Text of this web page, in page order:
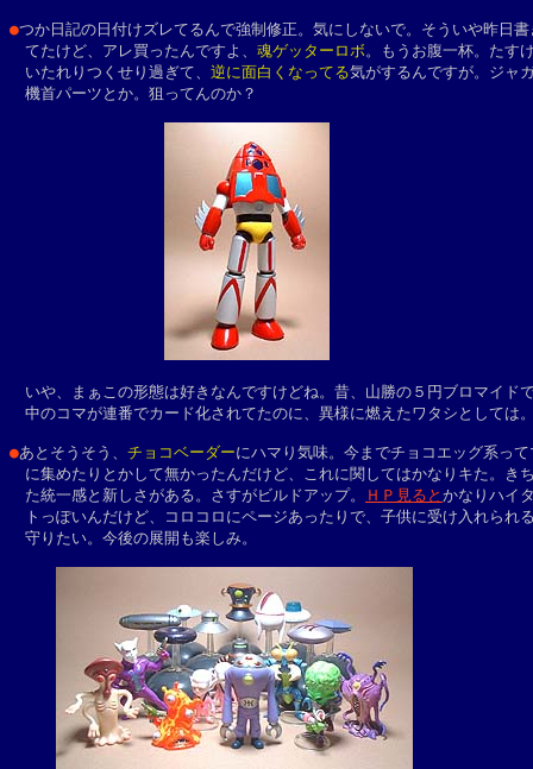
●つか日記の日付けズレてるんで強制修正。気にしないで。そういや昨日書
てたけど、アレ買ったんですよ、 魂ゲッターロボ 。もうお腹一杯。たす
いたれりつくせり過ぎて、 逆に面白くなってる気がするんですが。ジャ
機首パーツとか。狙ってんのか？
いや、まぁこの形態は好きなんですけどね。昔、山勝の５円ブロマイド
中のコマが連番でカード化されてたのに、異様に燃えたワタシとしては
●あとそうそう、 チョコベーダーにハマり気味。今までチョコエッグ系っ
に集めたりとかして無かったんだけど、これに関してはかなりキた。き
た統一感と新しさがある。さすがビルドアップ。
ＨＰ見ると かなりハイ
トっぽいんだけど、コロコロにページあったりで、子供に受け入れられ
守りたい。今後の展開も楽しみ。